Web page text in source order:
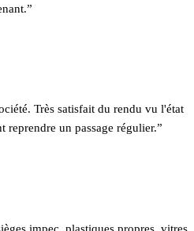
Très satisfait du rendu vu l'état
reprendre un passage régulier.”
impec, plastiques propres, vitres